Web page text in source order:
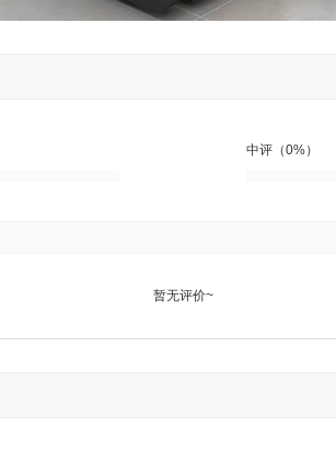
中评（0%）
暂无评价~